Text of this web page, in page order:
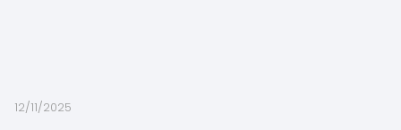
12/11/2025